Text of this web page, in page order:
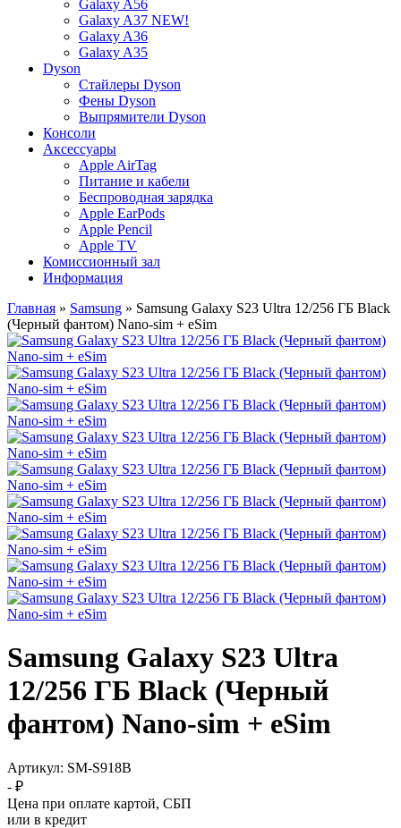
Galaxy A56
Galaxy A37 NEW!
Galaxy A36
Galaxy A35
Dyson
Стайлеры Dyson
Фены Dyson
Выпрямители Dyson
Консоли
Аксессуары
Apple AirTag
Питание и кабели
Беспроводная зарядка
Apple EarPods
Apple Pencil
Apple TV
Комиссионный зал
Информация
Главная » Samsung » Samsung Galaxy S23 Ultra 12/256 ГБ Black
(Черный фантом) Nano-sim + eSim
Samsung Galaxy S23 Ultra
12/256 ГБ Black (Черный
фантом) Nano-sim + eSim
Артикул: SM-S918B
- ₽
Цена при оплате картой, СБП
или в кредит